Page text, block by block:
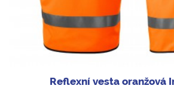
Reflexní vesta oranžová